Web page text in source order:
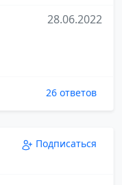
28.06.2022
26 ответов
Подписаться